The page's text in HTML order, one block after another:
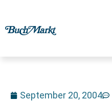
September 20, 2004